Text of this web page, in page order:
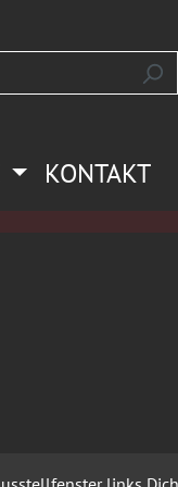
KONTAKT